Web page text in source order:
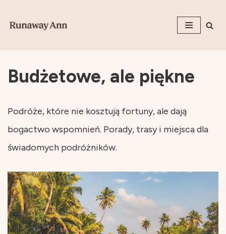
Przejdź
Budżetowe, ale piękne
Podróże, które nie kosztują fortuny, ale dają
bogactwo wspomnień. Porady, trasy i miejsca dla
świadomych podróżników.